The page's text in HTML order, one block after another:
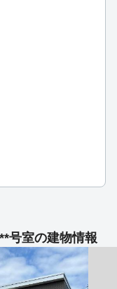
号室の建物情報